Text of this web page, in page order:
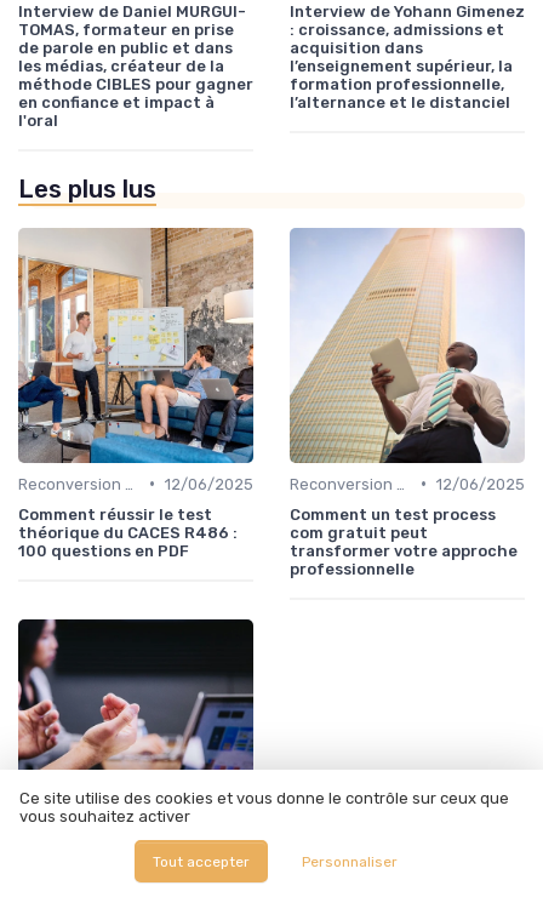
Interview de Daniel MURGUI-
TOMAS, formateur en prise
de parole en public et dans
les médias, créateur de la
méthode CIBLES pour gagner
en confiance et impact à
l'oral
Interview de Yohann Gimenez
: croissance, admissions et
acquisition dans
l’enseignement supérieur, la
formation professionnelle,
l’alternance et le distanciel
Les plus lus
• 12/06/2025
Comment réussir le test
théorique du CACES R486 :
100 questions en PDF
• 12/06/2025
Comment un test process
com gratuit peut
transformer votre approche
professionnelle
Ce site utilise des cookies et vous donne le contrôle sur ceux que
vous souhaitez activer
Tout accepter Personnaliser